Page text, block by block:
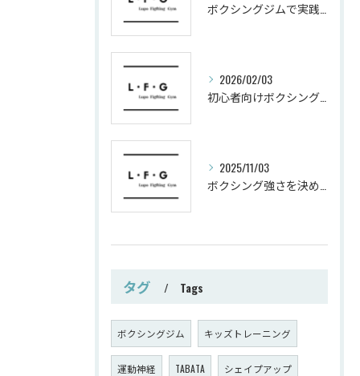
2026/02/03
2025/11/03
タグ Tags
ボクシングジム キッズトレーニング
運動神経 TABATA シェイプアップ